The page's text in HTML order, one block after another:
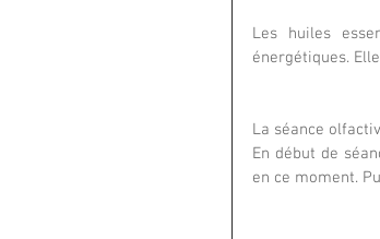
Les huiles
énergétiques.
La séance
En début de
en ce moment.